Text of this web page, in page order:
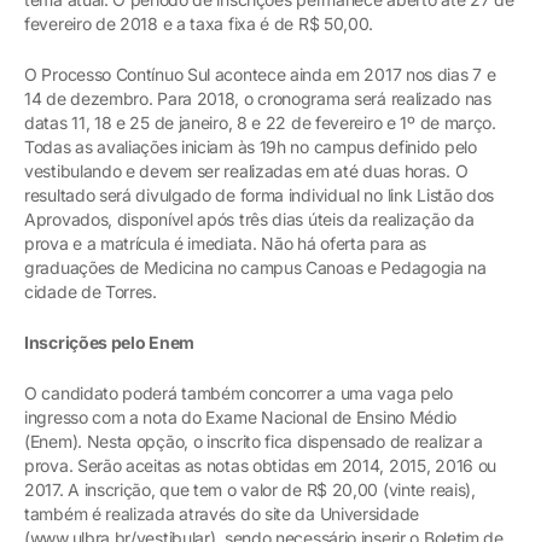
fevereiro de 2018 e a taxa fixa é de R$ 50,00.
O Processo Contínuo Sul acontece ainda em 2017 nos dias 7 e
14 de dezembro. Para 2018, o cronograma será realizado nas
datas 11, 18 e 25 de janeiro, 8 e 22 de fevereiro e 1º de março.
Todas as avaliações iniciam às 19h no campus definido pelo
vestibulando e devem ser realizadas em até duas horas. O
resultado será divulgado de forma individual no link Listão dos
Aprovados, disponível após três dias úteis da realização da
prova e a matrícula é imediata. Não há oferta para as
graduações de Medicina no campus Canoas e Pedagogia na
cidade de Torres.
Inscrições pelo Enem
O candidato poderá também concorrer a uma vaga pelo
ingresso com a nota do Exame Nacional de Ensino Médio
(Enem). Nesta opção, o inscrito fica dispensado de realizar a
prova. Serão aceitas as notas obtidas em 2014, 2015, 2016 ou
2017. A inscrição, que tem o valor de R$ 20,00 (vinte reais),
também é realizada através do site da Universidade
(www.ulbra.br/vestibular), sendo necessário inserir o Boletim de